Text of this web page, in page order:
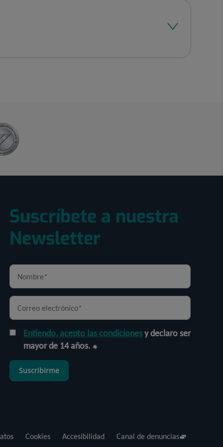
Suscríbete a nuestra
Newsletter
Entiendo, acepto las condicionesy declaro ser
mayor de 14 años.
Suscribirme
Cookies Accesibilidad Canal de denuncias